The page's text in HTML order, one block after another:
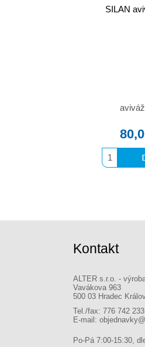
SILAN
Kontakt
ALTER s.r.o. -
Vavákova 963
500 03 Hradec
Tel./fax: 776 742 233
E-mail:
Po-Pá 7:00-15:30,